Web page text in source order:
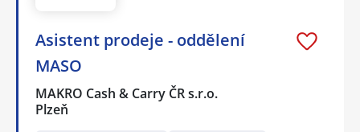
Asistent prodeje - oddělení
MASO
MAKRO Cash & Carry ČR s.r.o.
Plzeň